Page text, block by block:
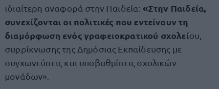
ιδιαίτερη αναφορά στην Παιδεία: «Στην Παιδεία,
συνεχίζονται οι πολιτικές που εντείνουν τη
διαμόρφωση ενός γραφειοκρατικού σχολείου,
συρρίκνωσης της Δημόσιας Εκπαίδευσης με
συγχωνεύσεις και υποβαθμίσεις σχολικών
μονάδων».